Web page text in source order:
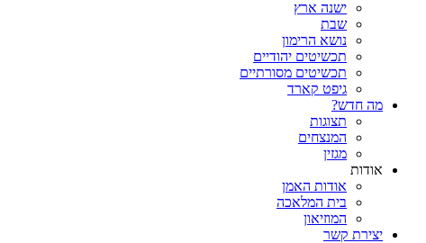
ישנה ארץ
שבת
נושא הרימון
תכשיטים יהודיים
תכשיטים מסורתיים
גיפט קארד
מה חדש?
תצוגות
המנצחים
מגזין
אודות
אודות האמן
בית המלאכה
המוזיאון
יצירת קשר